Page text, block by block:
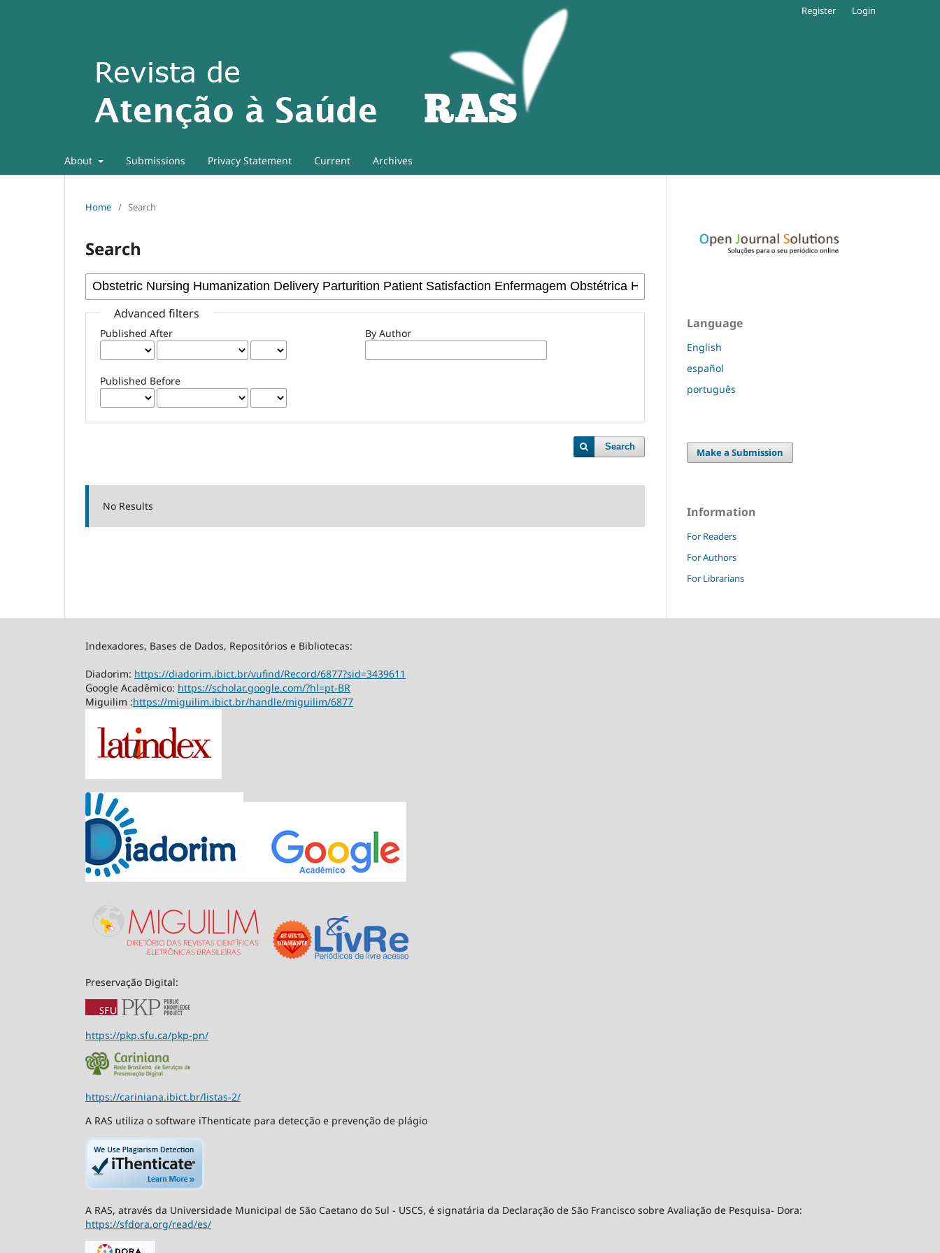
About Submissions Privacy Statement Current Archives
Register Login
Home / Search
Search
Advanced filters
Published After
Published Before
By Author
Search
No Results
Language
English
español
português
Make a Submission
Information
For Readers
For Authors
For Librarians
Indexadores, Bases de Dados, Repositórios e Bibliotecas:
Diadorim: https://diadorim.ibict.br/vufind/Record/6877?sid=3439611
Google Acadêmico: https://scholar.google.com/?hl=pt-BR
Miguilim :https://miguilim.ibict.br/handle/miguilim/6877
Preservação Digital:
https://pkp.sfu.ca/pkp-pn/
https://cariniana.ibict.br/listas-2/
A RAS utiliza o software iThenticate para detecção e prevenção de plágio
A RAS, através da Universidade Municipal de São Caetano do Sul - USCS, é signatária da Declaração de São Francisco sobre Avaliação de Pesquisa- Dora:
https://sfdora.org/read/es/